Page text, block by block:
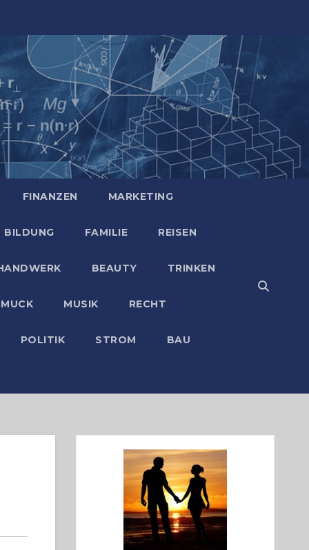
FINANZEN MARKETING
BILDUNG FAMILIE REISEN
BEAUTY TRINKEN
MUSIK RECHT
POLITIK STROM BAU